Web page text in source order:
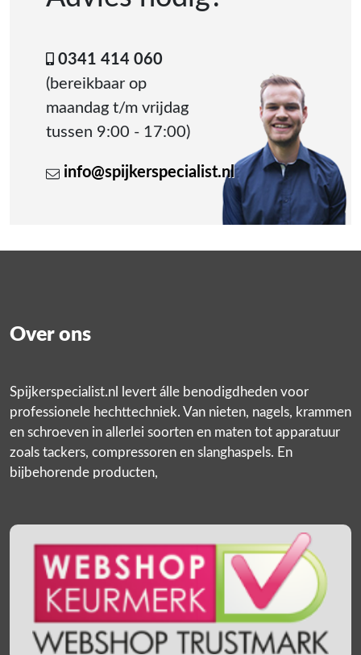
0341 414 060
(bereikbaar op
maandag t/m vrijdag
tussen 9:00 - 17:00)
info@spijkerspecialist.nl
Over ons
Spijkerspecialist.nl levert álle benodigdheden voor
professionele hechttechniek. Van nieten, nagels, krammen
en schroeven in allerlei soorten en maten tot apparatuur
zoals tackers, compressoren en slanghaspels. En
bijbehorende producten,